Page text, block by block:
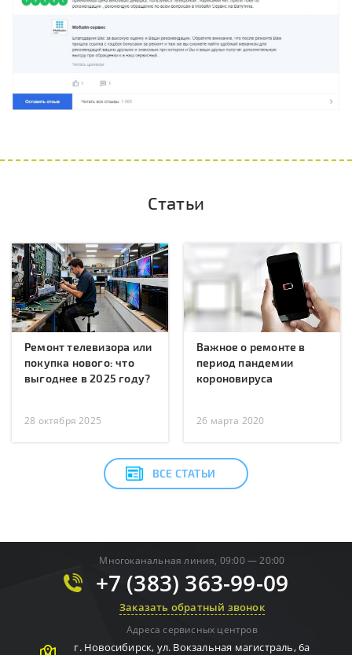
Статьи
Ремонт телевизора или
покупка нового: что
выгоднее в 2025 году?
28 октября 2025
Важное о ремонте в
период пандемии
короновируса
26 марта 2020
ВСЕ СТАТЬИ
Многоканальная линия, 09:00 — 20:00
+7 (383) 363-99-09
Заказать обратный звонок
Адреса сервисных центров
г. Новосибирск, ул. Вокзальная магистраль, 6а